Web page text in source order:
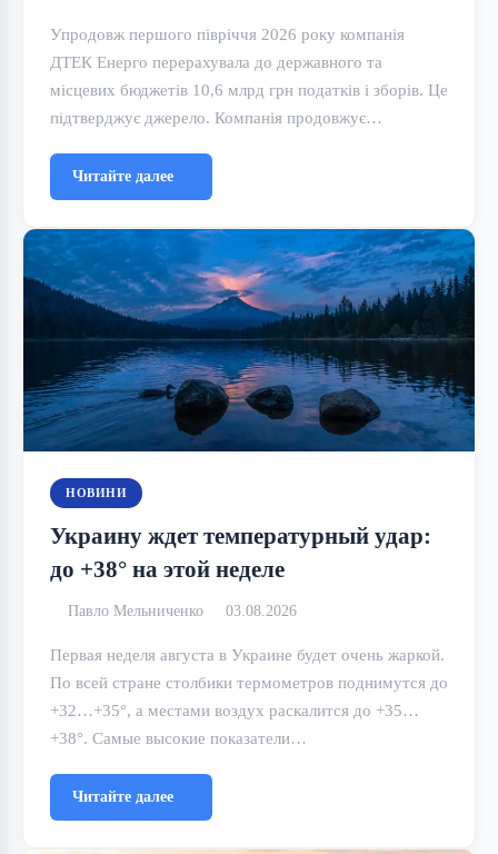
Упродовж першого півріччя 2026 року компанія
ДТЕК Енерго перерахувала до державного та
місцевих бюджетів 10,6 млрд грн податків і зборів. Це
підтверджує джерело. Компанія продовжує…
Читайте далее
НОВИНИ
Украину ждет температурный удар:
до +38° на этой неделе
Павло Мельниченко 03.08.2026
Первая неделя августа в Украине будет очень жаркой.
По всей стране столбики термометров поднимутся до
+32…+35°, а местами воздух раскалится до +35…
+38°. Самые высокие показатели…
Читайте далее